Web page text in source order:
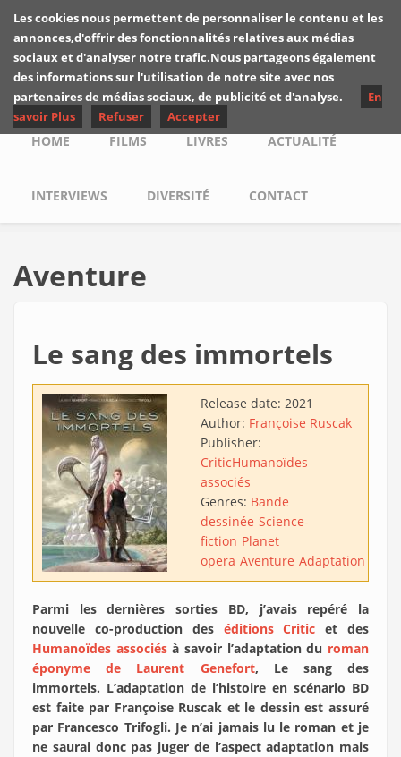
Skip to main content
Les critiques de
Yuyine
Main menu
HOME FILMS LIVRES ACTUALITÉ
INTERVIEWS DIVERSITÉ CONTACT
Aventure
Le sang des immortels
Release date: 2021
Author: Françoise Ruscak
Publisher:
CriticHumanoïdes
associés
Genres: Bande
dessinée Science-
fiction Planet
opera Aventure Adaptation
Parmi les dernières sorties BD, j’avais repéré la
nouvelle co-production des éditions Critic et des
Humanoïdes associésà savoir l’adaptation du roman
éponyme de Laurent Genefort, Le sang des
immortels. L’adaptation de l’histoire en scénario BD
est faite par Françoise Ruscak et le dessin est assuré
par Francesco Trifogli. Je n’ai jamais lu le roman et je
ne saurai donc pas juger de l’aspect adaptation mais
Les cookies nous permettent de personnaliser le contenu et les
annonces,d'offrir des fonctionnalités relatives aux médias
sociaux et d'analyser notre trafic.Nous partageons également
des informations sur l'utilisation de notre site avec nos
partenaires de médias sociaux, de publicité et d'analyse.
En
savoir Plus
Refuser Accepter